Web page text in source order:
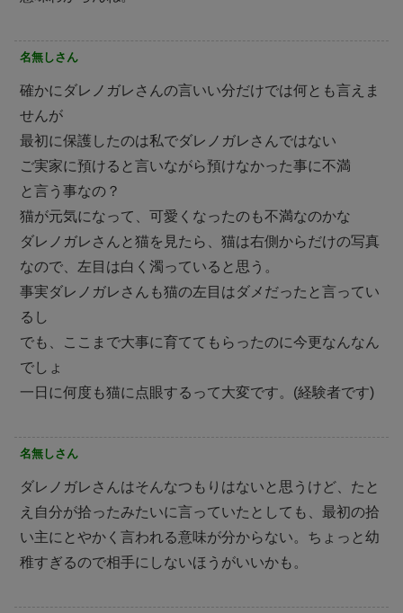
名無しさん
確かにダレノガレさんの言いい分だけでは何とも言えま
せんが
最初に保護したのは私でダレノガレさんではない
ご実家に預けると言いながら預けなかった事に不満
と言う事なの？
猫が元気になって、可愛くなったのも不満なのかな
ダレノガレさんと猫を見たら、猫は右側からだけの写真
なので、左目は白く濁っていると思う。
事実ダレノガレさんも猫の左目はダメだったと言ってい
るし
でも、ここまで大事に育ててもらったのに今更なんなん
でしょ
一日に何度も猫に点眼するって大変です。(経験者です)
名無しさん
ダレノガレさんはそんなつもりはないと思うけど、たと
え自分が拾ったみたいに言っていたとしても、最初の拾
い主にとやかく言われる意味が分からない。ちょっと幼
稚すぎるので相手にしないほうがいいかも。